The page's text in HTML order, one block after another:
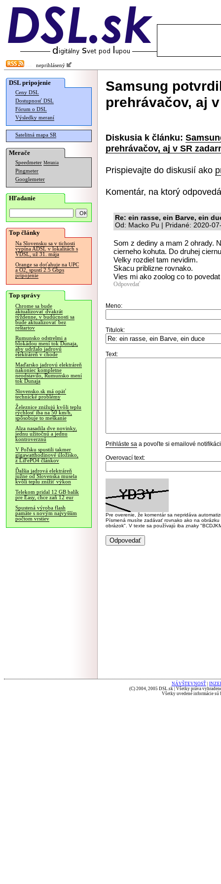
neprihlásený
DSL pripojenie
Ceny DSL
Dostupnosť DSL
Fórum o DSL
Výsledky meraní
Satelitná mapa SR
Merače
Speedmeter Merania
Pingmeter
Googlemeter
Hľadanie
Top články
Na Slovensku sa v tichosti
vypína ADSL v lokalitách s
VDSL, už 31. mája
Orange sa doťahuje na UPC
a O2, spustí 2.5 Gbps
pripojenie
Top správy
Chrome sa bude
aktualizovať dvakrát
týždenne, v budúcnosti sa
bude aktualizovať bez
reštartov
Rumunsko odstrelmi a
blokádou mení tok Dunaja,
aby udržalo jadrovú
elektráreň v chode
Maďarsko jadrovú elektráreň
nakoniec kompletne
neodstavilo, Rumunsko mení
tok Dunaja
Slovensko.sk má opäť
technické problémy
Železnice znižujú kvôli teplu
rýchlosť iba na 50 km/h,
spôsobuje to meškanie
Alza nasadila dve novinky,
jednu užitočnú a jednu
kontroverznú
V Poľsku spustili takmer
gigawatthodinové úložisko,
z LiFePO4 článkov
Ďalšia jadrová elektráreň
južne od Slovenska musela
kvôli teplu znížiť výkon
Telekom pridal 12 GB balík
pre Easy, chce zaň 12 eur
Spustená výroba flash
pamäte s novým najvyšším
počtom vrstiev
Samsung
prehrávačov, aj
Diskusia k článku:
prehrávačov, aj v SR
Prispievajte do diskusií ako
Komentár, na ktorý
Re: ein rasse, ein Barve, ein
Od: Macko Pu | Pridané: 2020-
Som z dediny a mam 2 ohrady.
cierneho kohuta. Do druhej
Velky rozdiel tam nevidim.
Skacu priblizne rovnako.
Vies mi ako zoolog co to
Odpovedať
Meno:
Titulok:
Text:
Prihláste sa a povoľte si emailové
Overovací text:
Pre overenie, že komentár sa nepridáva
Písmená musíte zadávať rovnako ako na
obrázok". V texte sa používajú iba znaky
NÁVŠTEVNOSŤ
(C) 2004, 2005 DSL.sk | Všetky práva
Všetky uvedené informácie sú